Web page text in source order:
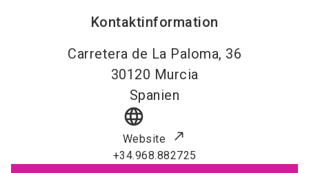
Kontaktinformation
Carretera de La Paloma, 36
30120 Murcia
Spanien
language
Website
+34.968.882725